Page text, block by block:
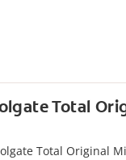
Total
Total Original